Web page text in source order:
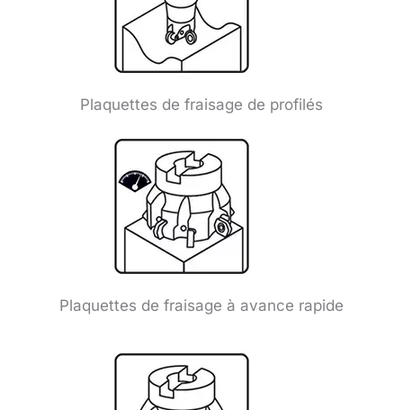
Plaquettes de fraisage de profilés
Plaquettes de fraisage à avance rapide